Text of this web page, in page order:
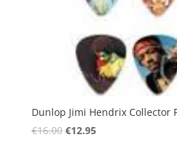
Dunlop Jimi Hendrix Collector
€16.00 Oorspronkelijke
€12.95Huidige